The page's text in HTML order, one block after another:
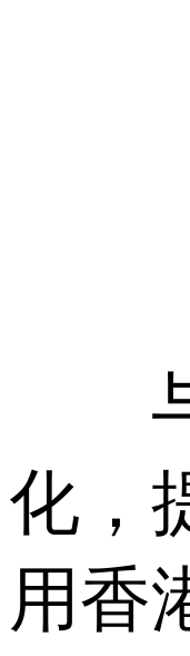
与
化，
用香